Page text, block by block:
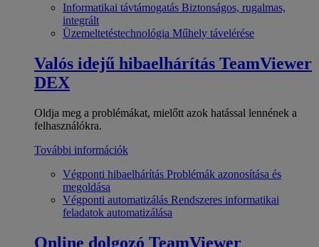
Informatikai távtámogatás Biztonságos, rugalmas,
integrált
Üzemeltetéstechnológia Műhely távelérése
Valós idejű hibaelhárítás TeamViewer
DEX
Oldja meg a problémákat, mielőtt azok hatással lennének a
felhasználókra.
További információk
Végponti hibaelhárítás Problémák azonosítása és
megoldása
Végponti automatizálás Rendszeres informatikai
feladatok automatizálása
Online dolgozó TeamViewer